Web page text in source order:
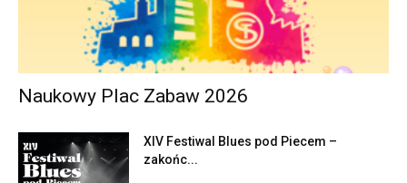
Naukowy Plac Zabaw 2026
XIV Festiwal Blues pod Piecem –
zakońc...